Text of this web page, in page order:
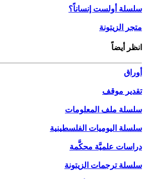
سلسلة أولست إنساناً؟
متجر الزيتونة
انظر أيضاً
أوراق
تقدير موقف
سلسلة ملف المعلومات
سلسلة اليوميات الفلسطينية
دراسات علميَّة محكَّمة
سلسلة ترجمات الزيتونة